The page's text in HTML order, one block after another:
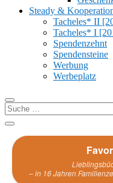
Steady &
Tacheles* II
Tacheles* I
Spendenzehnt
Spendensteine
Werbung
Werbeplatz
– in 16 Jahren